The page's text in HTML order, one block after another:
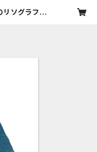
リソグラフ |